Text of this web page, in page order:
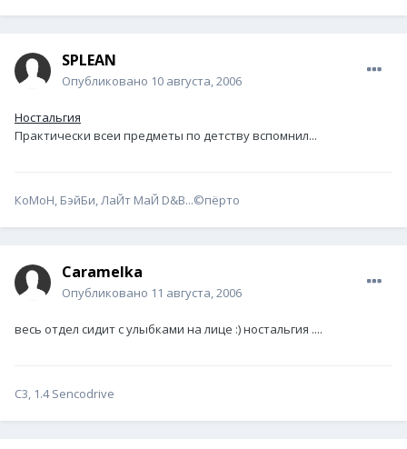
SPLEAN
Опубликовано 10 августа, 2006
Ностальгия
Практически всеи предметы по детству вспомнил...
КоМоН, БэйБи, ЛаЙт МаЙ D&B...©пёрто
Caramelka
Опубликовано 11 августа, 2006
весь отдел сидит с улыбками на лице :) ностальгия ....
С3, 1.4 Sencodrive